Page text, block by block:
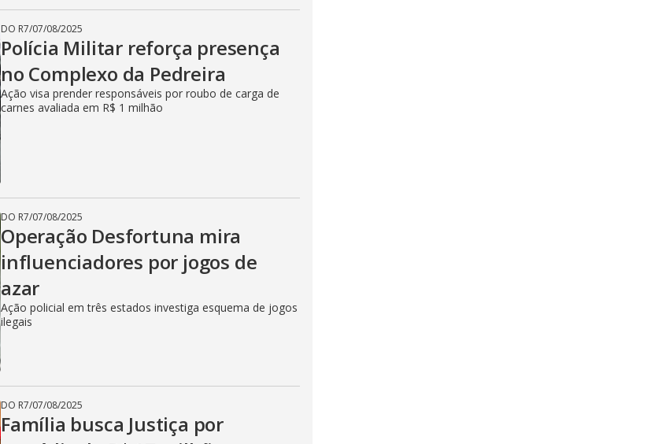
DO R7/07/08/2025
Polícia Militar reforça presença
no Complexo da Pedreira
Ação visa prender responsáveis por roubo de carga de
carnes avaliada em R$ 1 milhão
DO R7/07/08/2025
Operação Desfortuna mira
influenciadores por jogos de
azar
Ação policial em três estados investiga esquema de jogos
ilegais
DO R7/07/08/2025
Família busca Justiça por